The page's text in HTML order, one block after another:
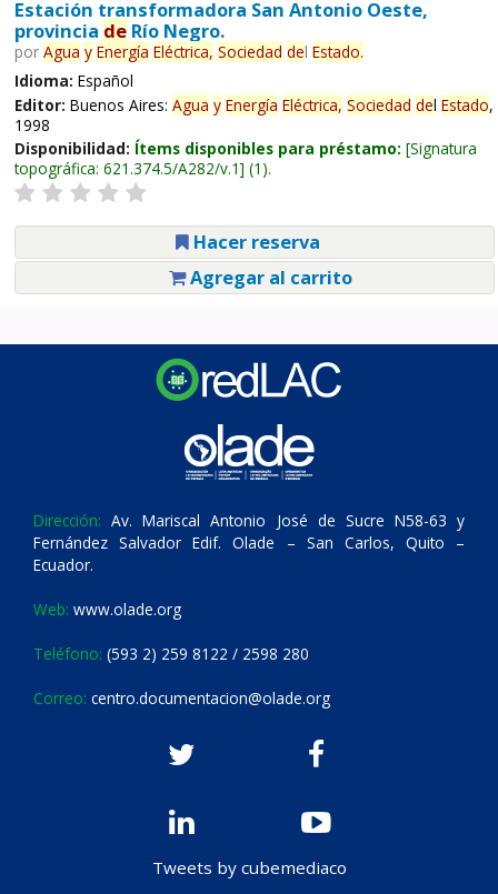
Estación transformadora San Antonio Oeste,
provincia deRío Negro.
por Agua y Energía Eléctrica, Sociedad del Estado.
Idioma: Español
Editor: Buenos Aires: Agua y Energía Eléctrica, Sociedad del Estado,
1998
Disponibilidad: Ítems disponibles para préstamo: Signatura
topográfica: 621.374.5/A282/v.1 (1).
Hacer reserva
Agregar al carrito
Dirección: Av. Mariscal Antonio José de Sucre N58-63 y
Fernández Salvador Edif. Olade – San Carlos, Quito –
Ecuador.
Web: www.olade.org
Teléfono: (593 2) 259 8122 / 2598 280
Correo: centro.documentacion@olade.org
Tweets by cubemediaco